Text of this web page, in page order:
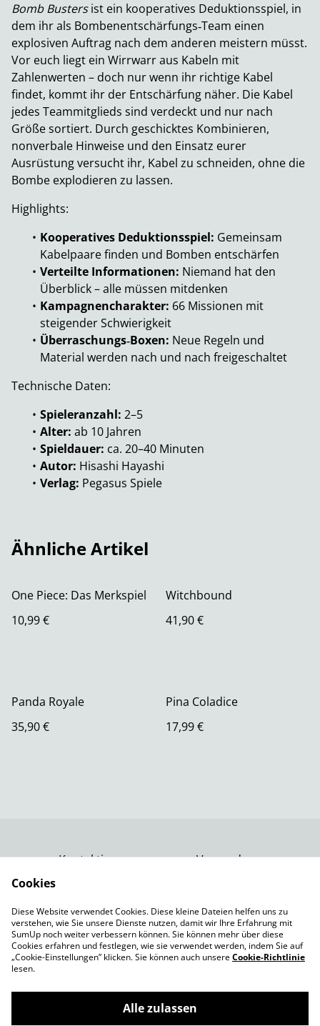
Bomb Bustersist ein kooperatives Deduktionsspiel, in
dem ihr als Bombenentschärfungs‑Team einen
explosiven Auftrag nach dem anderen meistern müsst.
Vor euch liegt ein Wirrwarr aus Kabeln mit
Zahlenwerten – doch nur wenn ihr richtige Kabel
findet, kommt ihr der Entschärfung näher. Die Kabel
jedes Teammitglieds sind verdeckt und nur nach
Größe sortiert. Durch geschicktes Kombinieren,
nonverbale Hinweise und den Einsatz eurer
Ausrüstung versucht ihr, Kabel zu schneiden, ohne die
Bombe explodieren zu lassen.
Highlights:
Kooperatives Deduktionsspiel: Gemeinsam
Kabelpaare finden und Bomben entschärfen
Verteilte Informationen: Niemand hat den
Überblick – alle müssen mitdenken
Kampagnencharakter: 66 Missionen mit
steigender Schwierigkeit
Überraschungs‑Boxen: Neue Regeln und
Material werden nach und nach freigeschaltet
Technische Daten:
Spieleranzahl: 2–5
Alter: ab 10 Jahren
Spieldauer: ca. 20–40 Minuten
Autor: Hisashi Hayashi
Verlag: Pegasus Spiele
Ähnliche Artikel
One Piece: Das Merkspiel
10,99 €
Witchbound
41,90 €
Panda Royale
35,90 €
Pina Coladice
17,99 €
Kontaktiere uns
Versand
Impressum
Cookie-Richtlinie
Cookies
Diese Website verwendet Cookies. Diese kleine Dateien helfen uns zu
verstehen, wie Sie unsere Dienste nutzen, damit wir Ihre Erfahrung mit
SumUp noch weiter verbessern können. Sie können mehr über diese
Cookies erfahren und festlegen, wie sie verwendet werden, indem Sie auf
„Cookie-Einstellungen” klicken. Sie können auch unsereCookie-Richtlinie
lesen.
Alle zulassen